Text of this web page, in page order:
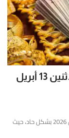
سعر الذهب اليوم في السعودية الإثنين 13 أبريل
تراجعت أسعار الذهب اليوم في السعودية الإثنين 13 أبريل 2026 بشكل حاد، حيث